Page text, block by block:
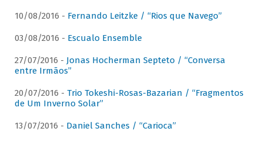
10/08/2016 - Fernando Leitzke / “Rios que Navego”
03/08/2016 - Escualo Ensemble
27/07/2016 - Jonas Hocherman Septeto / “Conversa
entre Irmãos”
20/07/2016 - Trio Tokeshi-Rosas-Bazarian / “Fragmentos
de Um Inverno Solar”
13/07/2016 - Daniel Sanches / “Carioca”